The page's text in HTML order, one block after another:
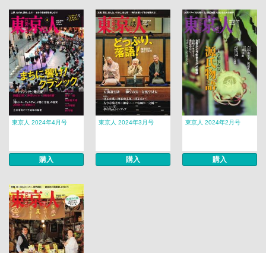
東京人 2024年4月号
購入
東京人 2024年3月号
購入
東京人 2024年2月号
購入